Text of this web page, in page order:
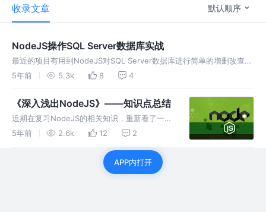
收录文章 默认顺序
NodeJS操作SQL Server数据库实战
最近的项目有用到NodeJS对SQL Server数据库进行简单的增删改查操
作，下面就针对相关的流程进行一下简单的记录。 安装相关依赖包
5年前 5.3k 8 4
《深入浅出NodeJS》——知识点总结
近期在复习NodeJS的相关知识，重新看了一遍
朴灵大神的《深入浅出Node.js》，再结合网上
巩固自己的相关知识。 Node简介 单线程
5年前 2.6k 12 2
APP内打开